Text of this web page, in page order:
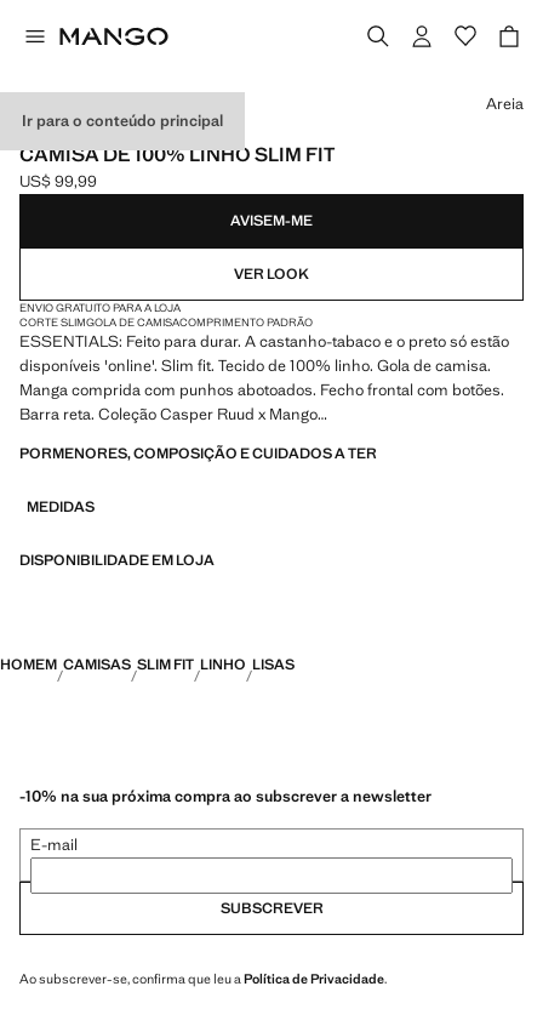
Ir para o conteúdo principal
ESSENTIALS
CAMISA DE 100% LINHO SLIM FIT
Preço atual [US$ 99,99 ]
US$ 99,99
Selecione uma cor
Areia
AVISEM-ME
VER LOOK
ENVIO GRATUITO PARA A LOJA
CORTE SLIMGOLA DE CAMISACOMPRIMENTO PADRÃO
ESSENTIALS: Feito para durar. A castanho-tabaco e o preto só estão
disponíveis 'online'. Slim fit. Tecido de 100% linho. Gola de camisa.
Manga comprida com punhos abotoados. Fecho frontal com botões.
Barra reta. Coleção Casper Ruud x Mango
ESSENTIALS: Feitos para durar. Reforçámos as nossas exigências de
Concebidas com uma atenção especial dada à confeção, são agora
PORMENORES, COMPOSIÇÃO E CUIDADOS A TER
MEDIDAS
DISPONIBILIDADE EM LOJA
HOMEM CAMISAS SLIM FIT LINHO LISAS
-10% na sua próxima compra ao subscrever a newsletter
E-mail
SUBSCREVER
Ao subscrever-se, confirma que leu a Política de Privacidade.